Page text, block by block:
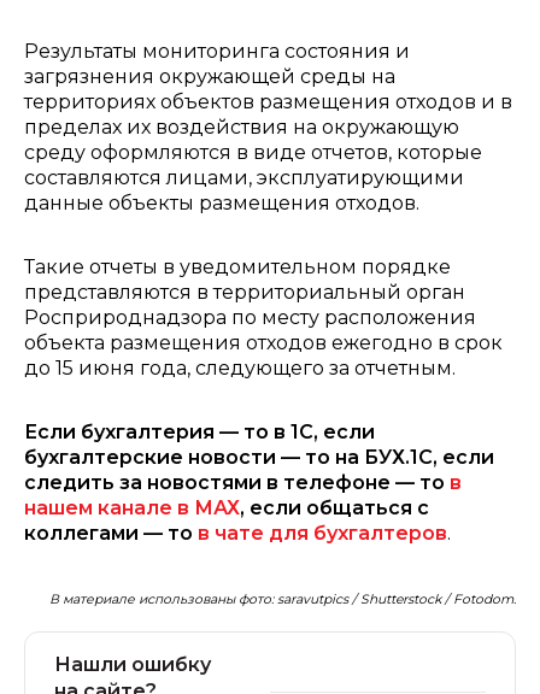
Результаты мониторинга состояния и
загрязнения окружающей среды на
территориях объектов размещения отходов и в
пределах их воздействия на окружающую
среду оформляются в виде отчетов, которые
составляются лицами, эксплуатирующими
данные объекты размещения отходов.
Такие отчеты в уведомительном порядке
представляются в территориальный орган
Росприроднадзора по месту расположения
объекта размещения отходов ежегодно в срок
до 15 июня года, следующего за отчетным.
Если бухгалтерия — то в 1С, если
бухгалтерские новости — то на БУХ.1С, если
следить за новостями в телефоне — то в
нашем канале в МАХ, если общаться с
коллегами — то в чате для бухгалтеров.
В материале использованы фото: saravutpics / Shutterstock / Fotodom.
Нашли ошибку